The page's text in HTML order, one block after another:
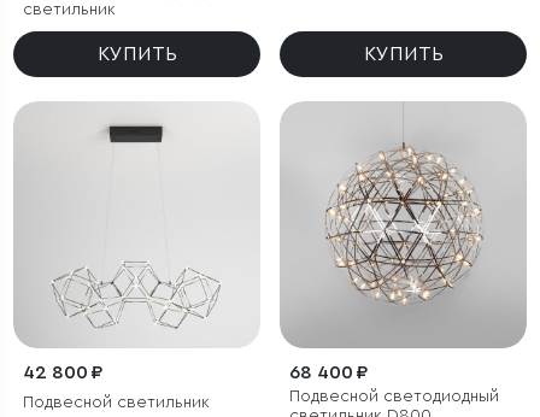
светильник
КУПИТЬ КУПИТЬ
42 800 ₽
Подвесной светильник
68 400 ₽
Подвесной светодиодный